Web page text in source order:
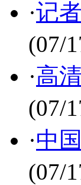
·记
(07/
·高
(07/
·中
(07/